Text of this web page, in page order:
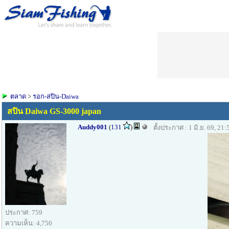
ตลาด > รอก-สปิน-Daiwa
สปิน Daiwa GS-3000 japan
ประกาศ: 759
ความเห็น: 4,750
Auddy001 (131 ) ตั้งประกาศ : 1 มิ.ย. 69,